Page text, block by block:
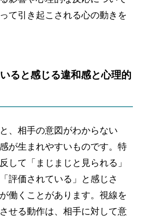
て引き起こされる心の動きを
ると感じる違和感と心理的
、相手の意図がわからない
が生まれやすいものです。特
して「まじまじと見られる」
評価されている」と感じさ
働くことがあります。視線を
せる動作は、相手に対して意